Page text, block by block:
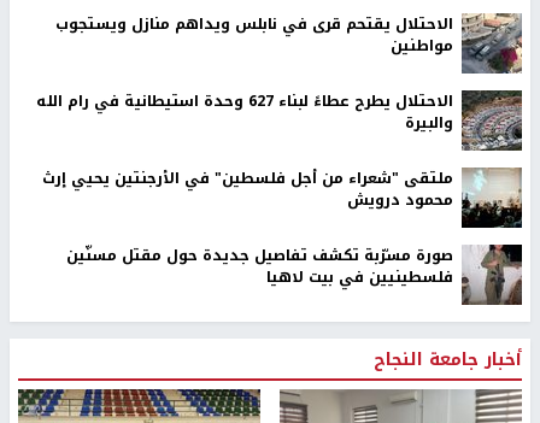
الاحتلال يقتحم قرى في نابلس ويداهم منازل ويستجوب
مواطنين
الاحتلال يطرح عطاءً لبناء 627 وحدة استيطانية في رام الله
والبيرة
ملتقى "شعراء من أجل فلسطين" في الأرجنتين يحيي إرث
محمود درويش
صورة مسرّبة تكشف تفاصيل جديدة حول مقتل مسنّين
فلسطينيين في بيت لاهيا
أخبار جامعة النجاح